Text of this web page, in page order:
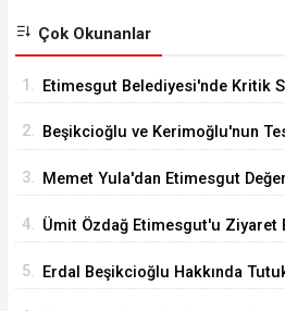
Çok Okunanlar
1. Etimesgut Belediyesi'nde Kritik
2. Beşikcioğlu ve Kerimoğlu'nun
3. Memet Yula'dan Etimesgut
4. Ümit Özdağ Etimesgut'u Ziyaret
5. Erdal Beşikcioğlu Hakkında